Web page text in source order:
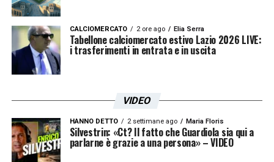
CALCIOMERCATO 2 ore ago Elia Serra
Tabellone calciomercato estivo Lazio 2026 LIVE:
i trasferimenti in entrata e in uscita
VIDEO
HANNO DETTO 2 settimane ago Maria Floris
Silvestrin: «Ct? Il fatto che Guardiola sia qui a
parlarne è grazie a una persona» – VIDEO